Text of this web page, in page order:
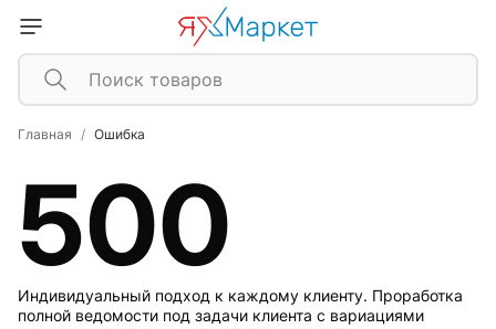
Главная Ошибка
500
Индивидуальный подход к каждому клиенту. Проработка
полной ведомости под задачи клиента с вариациями